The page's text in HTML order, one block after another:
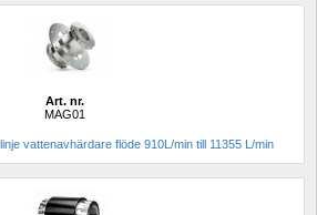
Art. nr.
MAG01
vattenavhärdare flöde 910L/min till 11355 L/min